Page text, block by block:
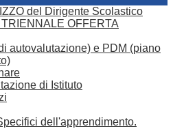
del Dirigente Scolastico
OFFERTA
autovalutazione) e PDM (piano
di Istituto
dell'apprendimento.